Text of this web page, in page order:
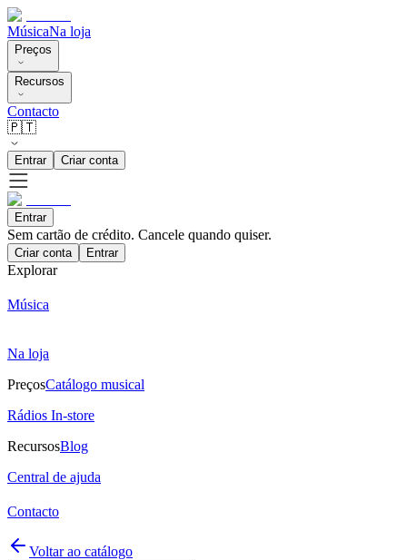
MúsicaNa loja
Preços
Recursos
Contacto
🇵🇹
Entrar Criar conta
Entrar
Sem cartão de crédito. Cancele quando quiser.
Criar conta Entrar
Explorar
Música
Na loja
PreçosCatálogo musical
Rádios In-store
RecursosBlog
Central de ajuda
Contacto
Voltar ao catálogo